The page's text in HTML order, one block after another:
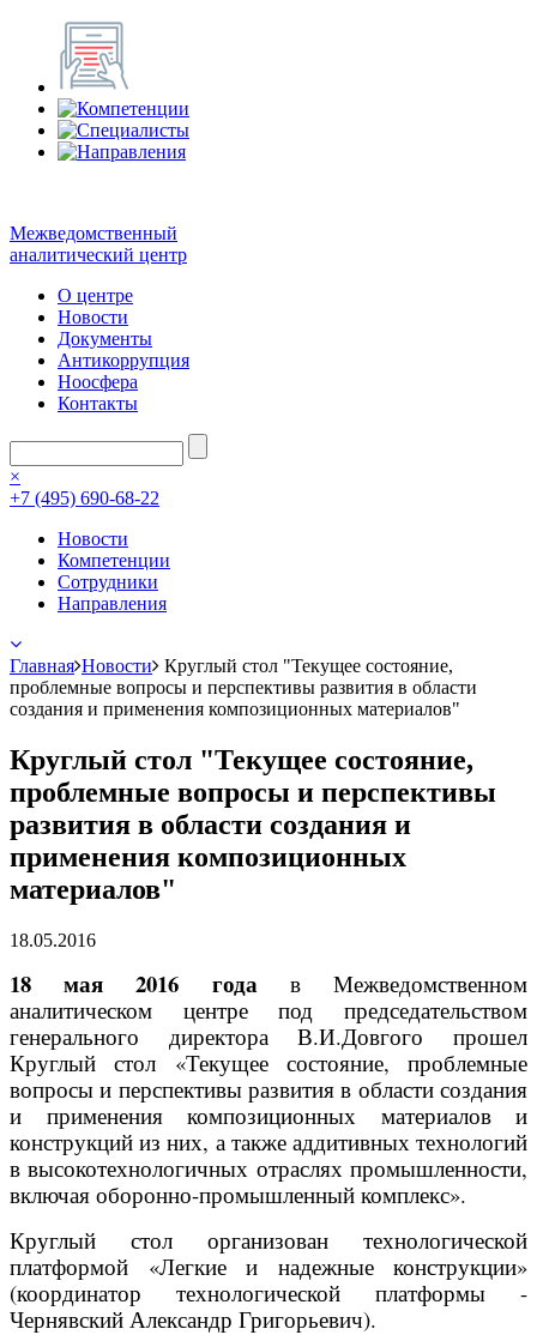
Межведомственный
аналитический центр
О центре
Новости
Документы
Антикоррупция
Ноосфера
Контакты
×
+7 (495) 690-68-22
Новости
Компетенции
Сотрудники
Направления
Главная Новости
Круглый стол "Текущее состояние,
проблемные вопросы и перспективы развития в области
создания и применения композиционных материалов"
Круглый стол "Текущее состояние,
проблемные вопросы и перспективы
развития в области создания и
применения композиционных
материалов"
18.05.2016
18 мая 2016 года в Межведомственном
аналитическом центре под председательством
генерального директора В.И.Довгого прошел
Круглый стол «Текущее состояние, проблемные
вопросы и перспективы развития в области создания
и применения композиционных материалов и
конструкций из них, а также аддитивных технологий
в высокотехнологичных отраслях промышленности,
включая оборонно-промышленный комплекс».
Круглый стол организован технологической
платформой «Легкие и надежные конструкции»
(координатор технологической платформы -
Чернявский Александр Григорьевич).